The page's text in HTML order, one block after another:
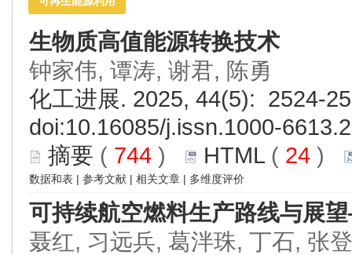
生物质高值能源转换技术
钟家伟, 谭涛, 谢君, 陈勇
化工进展. 2025, 44(5): 2524-
doi:10.16085/j.issn.1000-
摘要 ( 744 ) HTML( 24 )
数据和表 | 参考文献 | 相关文章 | 多维度评价
可持续航空燃料生产路线与展
聂红, 习远兵, 葛泮珠, 丁石, 张